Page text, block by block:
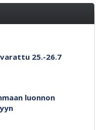
25.-26.7
luonnon